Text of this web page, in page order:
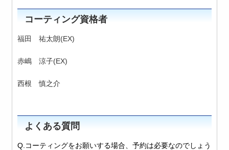
コーティング資格者
福田 祐太朗(EX)
赤嶋 涼子(EX)
西根 慎之介
よくある質問
Q.コーティングをお願いする場合、予約は必要なのでしょう